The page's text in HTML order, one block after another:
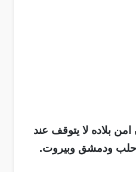
بلاده لا يتوقف عند
حلب ودمشق وبيروت.